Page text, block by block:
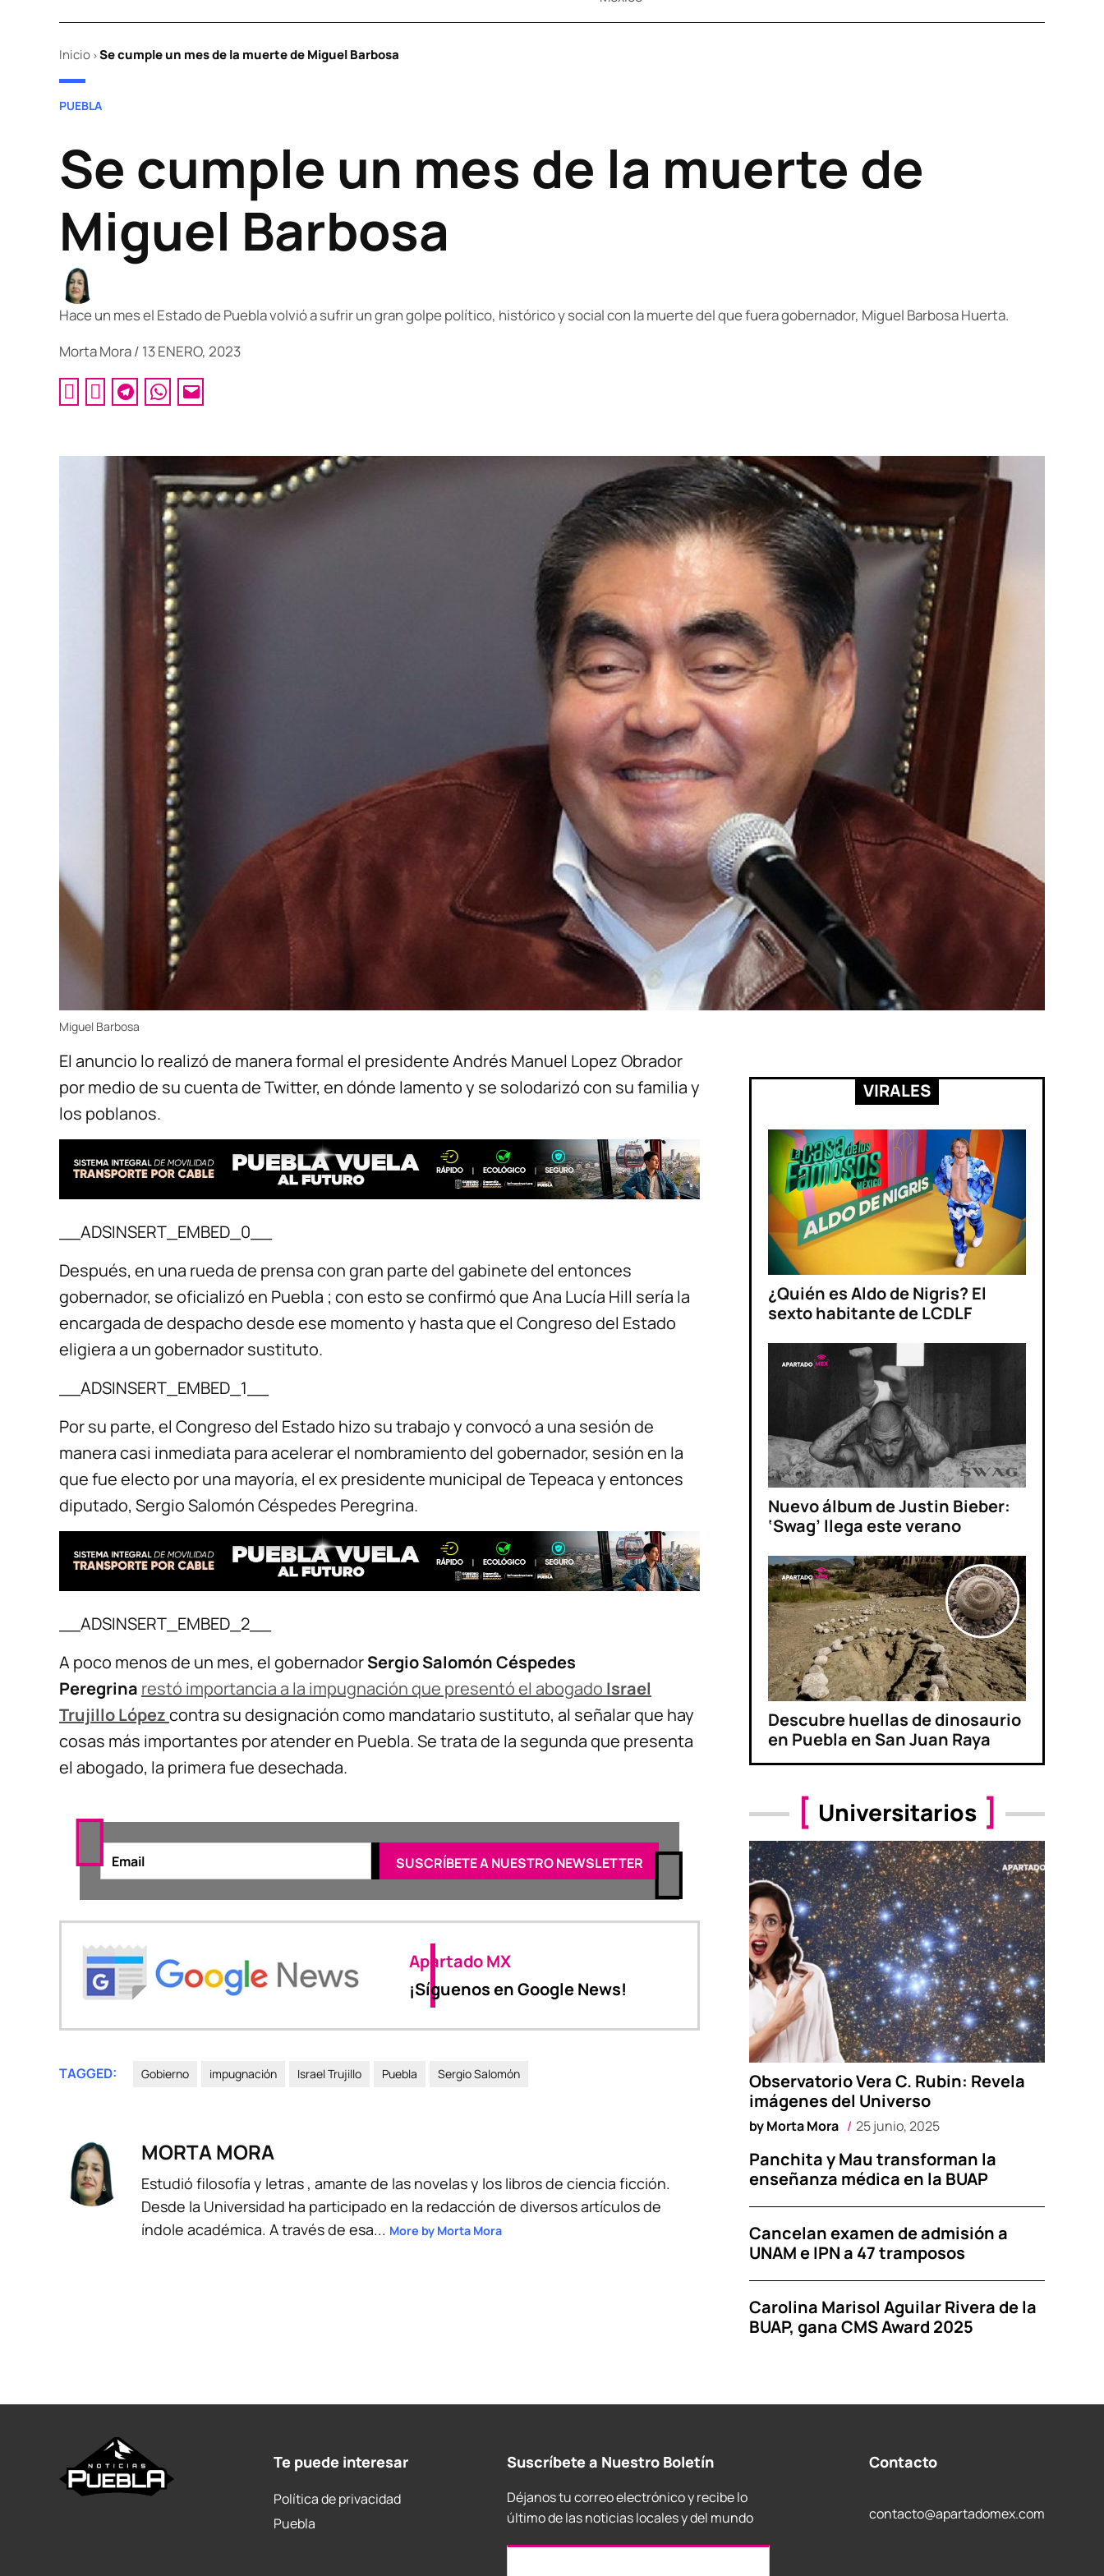
Inicio >Se cumple un mes de la muerte de Miguel Barbosa
POSTED
PUEBLA
Se cumple un mes de la muerte de
Miguel Barbosa
Hace un mes el Estado de Puebla volvió a sufrir un gran golpe político, histórico y social con la muerte del que fuera gobernador, Miguel Barbosa Huerta.
Morta Mora/ 13 ENERO, 2023
Miguel Barbosa
El anuncio lo realizó de manera formal el presidente Andrés Manuel Lopez Obrador
por medio de su cuenta de Twitter, en dónde lamento y se solodarizó con su familia y
los poblanos.
__ADSINSERT_EMBED_0__
Después, en una rueda de prensa con gran parte del gabinete del entonces
gobernador, se oficializó en Puebla ; con esto se confirmó que Ana Lucía Hill sería la
encargada de despacho desde ese momento y hasta que el Congreso del Estado
eligiera a un gobernador sustituto.
__ADSINSERT_EMBED_1__
Por su parte, el Congreso del Estado hizo su trabajo y convocó a una sesión de
manera casi inmediata para acelerar el nombramiento del gobernador, sesión en la
que fue electo por una mayoría, el ex presidente municipal de Tepeaca y entonces
diputado, Sergio Salomón Céspedes Peregrina.
__ADSINSERT_EMBED_2__
A poco menos de un mes, el gobernadorSergio Salomón Céspedes
Peregrina restó importancia a la impugnación que presentó el abogado Israel
Trujillo Lópezcontra su designación como mandatario sustituto, al señalar que hay
cosas más importantes por atender en Puebla. Se trata de la segunda que presenta
el abogado, la primera fue desechada.
Apartado MX
¡Síguenos en Google News!
TAGGED: Gobierno impugnación Israel Trujillo Puebla Sergio Salomón
MORTA MORA
Estudió filosofía y letras , amante de las novelas y los libros de ciencia ficción.
Desde la Universidad ha participado en la redacción de diversos artículos de
índole académica. A través de esa... More by Morta Mora
VIRALES
¿Quién es Aldo de Nigris? El
sexto habitante de LCDLF
Nuevo álbum de Justin Bieber:
‘Swag’ llega este verano
Descubre huellas de dinosaurio
en Puebla en San Juan Raya
Universitarios
Observatorio Vera C. Rubin: Revela
imágenes del Universo
byMorta Mora 25 junio, 2025
Panchita y Mau transforman la
enseñanza médica en la BUAP
Cancelan examen de admisión a
UNAM e IPN a 47 tramposos
Carolina Marisol Aguilar Rivera de la
BUAP, gana CMS Award 2025
Te puede interesar
Política de privacidad
Puebla
Suscríbete a Nuestro Boletín
Déjanos tu correo electrónico y recibe lo
último de las noticias locales y del mundo
Contacto
contacto@apartadomex.com